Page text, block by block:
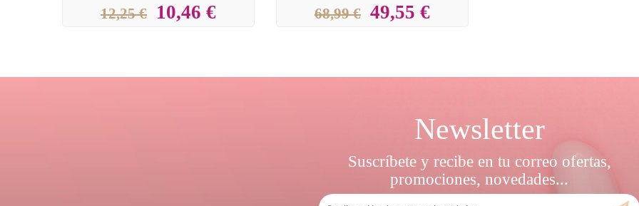
12,25 € 10,46 € 68,99 € 49,55 €
Newsletter
Suscríbete y recibe en tu correo ofertas,
promociones, novedades...